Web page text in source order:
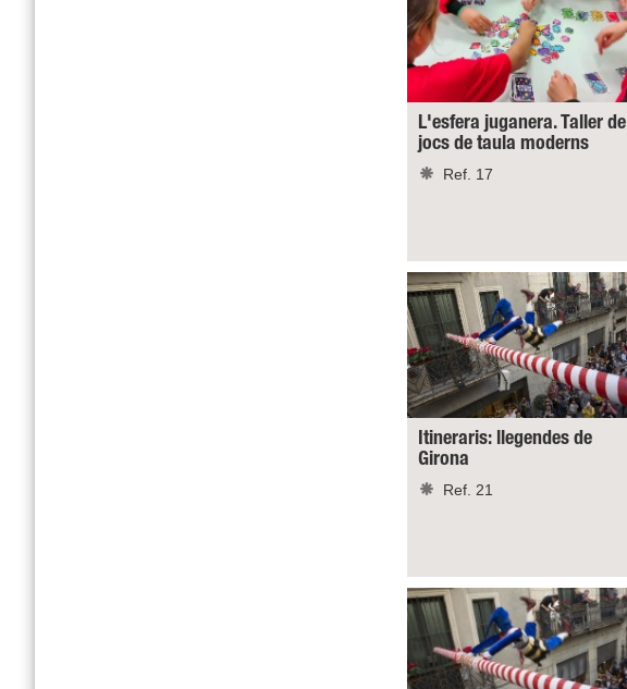
L'esfera juganera. Taller de
jocs de taula moderns
Ref. 17
Itineraris: llegendes de
Girona
Ref. 21